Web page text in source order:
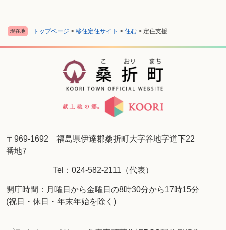
現在地 トップページ > 移住定住サイト > 住む > 定住支援
〒969-1692 福島県伊達郡桑折町大字谷地字道下22
番地7
Tel：024-582-2111（代表）
開庁時間：月曜日から金曜日の8時30分から17時15分
(祝日・休日・年末年始を除く)